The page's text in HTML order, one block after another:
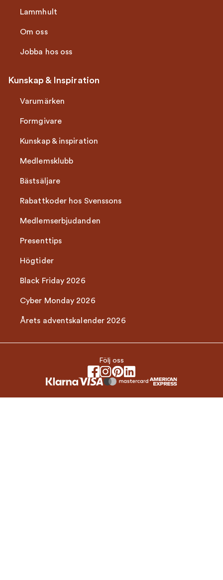
Lammhult
Om oss
Jobba hos oss
Kunskap & Inspiration
Varumärken
Formgivare
Kunskap & inspiration
Medlemsklubb
Bästsäljare
Rabattkoder hos Svenssons
Medlemserbjudanden
Presenttips
Högtider
Black Friday 2026
Cyber Monday 2026
Årets adventskalender 2026
Följ oss